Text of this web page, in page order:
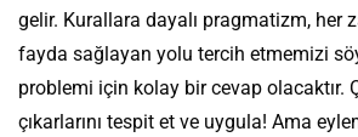
gelir. Kurallara dayalı pragmatizm, her
fayda sağlayan yolu tercih etmemizi
problemi için kolay bir cevap olacaktır.
çıkarlarını tespit et ve uygula! Ama